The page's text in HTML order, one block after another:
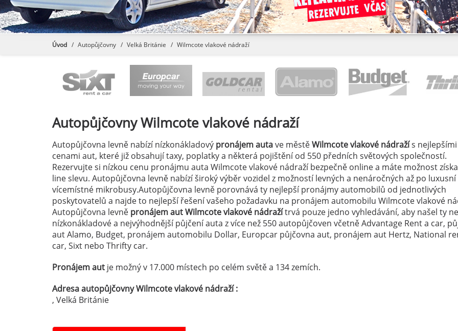
Úvod Autopůjčovny Velká Británie Wilmcote vlakové nádraží
AutopůjčovnyWilmcote vlakové nádraží
Autopůjčovna levně nabízí nízkonákladový pronájem autave městěWilmcote vlakové nádražís nejlepšími
cenami aut, které již obsahují taxy, poplatky a některá pojištění od 550 předních světových společností.
Rezervujte si nízkou cenu pronájmu auta Wilmcote vlakové nádraží bezpečně online a máte možnost
line slevu. Autopůjčovna levně nabízí široký výběr vozidel z možností levných a nenáročných až po
vícemístné mikrobusy.Autopůjčovna levně porovnává ty nejlepší pronájmy automobilů od jednotlivých
poskytovatelů a najde to nejlepší řešení vašeho požadavku na pronájem automobilu Wilmcote vlakové
Autopůjčovna levně pronájem aut Wilmcote vlakové nádražítrvá pouze jedno vyhledávání, aby našel ty
nízkonákladové a nejvýhodnější půjčení auta z více než 550 autopůjčoven včetně Advantage Rent a car,
aut Alamo, Budget, pronájem automobilu Dollar, Europcar půjčovna aut, pronájem aut Hertz, National
car, Sixt nebo Thrifty car.
Pronájem aut je možný v 17.000 místech po celém světě a 134 zemích.
Adresa autopůjčovny Wilmcote vlakové nádraží :
, Velká Británie